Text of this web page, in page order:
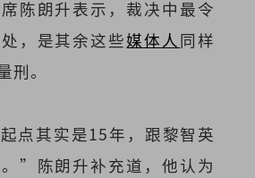
陈朗升表示，裁决中最令
，是其余这些媒体人 同样
刑。
点其实是15年，跟黎智英
”陈朗升补充道，他认为